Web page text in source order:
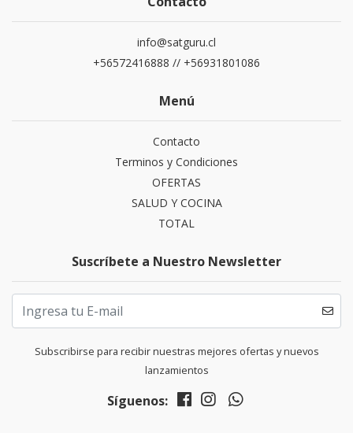
info@satguru.cl
+56572416888 // +56931801086
Menú
Contacto
Terminos y Condiciones
OFERTAS
SALUD Y COCINA
TOTAL
Suscríbete a Nuestro Newsletter
Subscribirse para recibir nuestras mejores ofertas y nuevos
lanzamientos
Síguenos: